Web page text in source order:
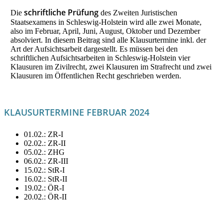
Dieschriftliche Prüfung des Zweiten Juristischen
Staatsexamens in Schleswig-Holstein wird alle zwei Monate,
also im Februar, April, Juni, August, Oktober und Dezember
absolviert. In diesem Beitrag sind alle Klausurtermine inkl. der
Art der Aufsichtsarbeit dargestellt. Es müssen bei den
schriftlichen Aufsichtsarbeiten in Schleswig-Holstein vier
Klausuren im Zivilrecht, zwei Klausuren im Strafrecht und zwei
Klausuren im Öffentlichen Recht geschrieben werden.
KLAUSURTERMINE FEBRUAR 2024
01.02.: ZR-I
02.02.: ZR-II
05.02.: ZHG
06.02.: ZR-III
15.02.: StR-I
16.02.: StR-II
19.02.: ÖR-I
20.02.: ÖR-II